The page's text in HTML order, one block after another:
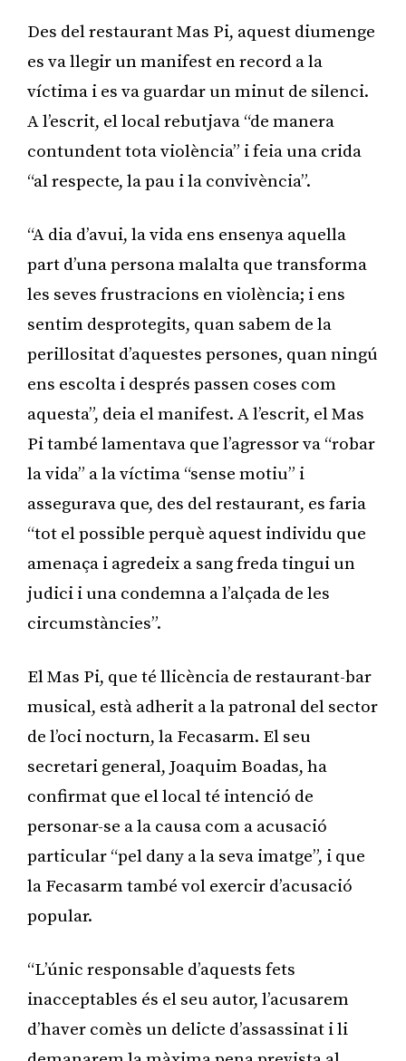
Des del restaurant Mas Pi, aquest diumenge
es va llegir un manifest en record a la
víctima i es va guardar un minut de silenci.
A l’escrit, el local rebutjava “de manera
contundent tota violència” i feia una crida
“al respecte, la pau i la convivència”.
“A dia d’avui, la vida ens ensenya aquella
part d’una persona malalta que transforma
les seves frustracions en violència; i ens
sentim desprotegits, quan sabem de la
perillositat d’aquestes persones, quan ningú
ens escolta i després passen coses com
aquesta”, deia el manifest. A l’escrit, el Mas
Pi també lamentava que l’agressor va “robar
la vida” a la víctima “sense motiu” i
assegurava que, des del restaurant, es faria
“tot el possible perquè aquest individu que
amenaça i agredeix a sang freda tingui un
judici i una condemna a l’alçada de les
circumstàncies”.
El Mas Pi, que té llicència de restaurant-bar
musical, està adherit a la patronal del sector
de l’oci nocturn, la Fecasarm. El seu
secretari general, Joaquim Boadas, ha
confirmat que el local té intenció de
personar-se a la causa com a acusació
particular “pel dany a la seva imatge”, i que
la Fecasarm també vol exercir d’acusació
popular.
“L’únic responsable d’aquests fets
inacceptables és el seu autor, l’acusarem
d’haver comès un delicte d’assassinat i li